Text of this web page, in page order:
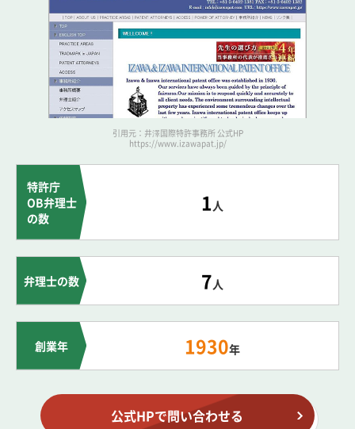
引用元：井澤国際特許事務所 公式HP
https://www.izawapat.jp/
特許庁
OB弁理士
の数
1人
弁理士の数 7人
創業年 1930年
公式HPで問い合わせる